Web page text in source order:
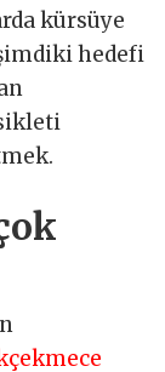
kürsüye
hedefi